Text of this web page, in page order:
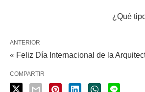
¿Qué
ANTERIOR
« Feliz Día Internacional de la
COMPARTIR